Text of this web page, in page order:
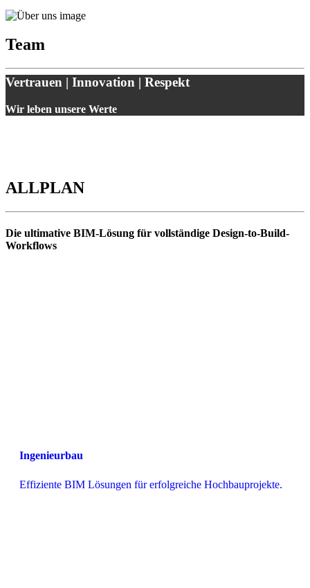
Team
Vertrauen | Innovation | Respekt
Wir leben unsere Werte
ALLPLAN
Die ultimative BIM-Lösung für vollständige Design-to-Build-
Workflows
Ingenieurbau
Effiziente BIM Lösungen für erfolgreiche Hochbauprojekte.